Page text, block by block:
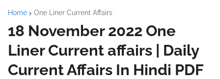
Home One Liner Current Affairs
18 November 2022 One
Liner Current affairs | Daily
Current Affairs In Hindi PDF